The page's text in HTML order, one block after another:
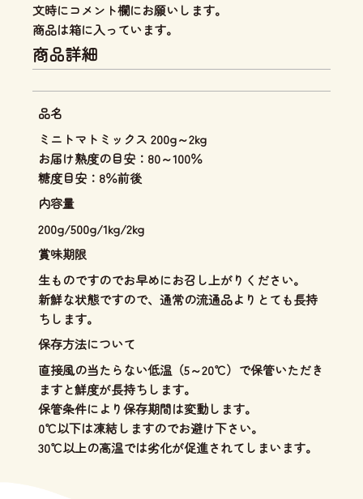
文時にコメント欄にお願いします。
商品は箱に入っています。
商品詳細
品名
ミニトマトミックス 200g～2kg
お届け熟度の目安：80～100％
糖度目安：8％前後
内容量
200g/500g/1kg/2kg
賞味期限
生ものですのでお早めにお召し上がりください。
新鮮な状態ですので、通常の流通品よりとても長持
ちします。
保存方法について
直接風の当たらない低温（5～20℃）で保管いただき
ますと鮮度が長持ちします。
保管条件により保存期間は変動します。
0℃以下は凍結しますのでお避け下さい。
30℃以上の高温では劣化が促進されてしまいます。